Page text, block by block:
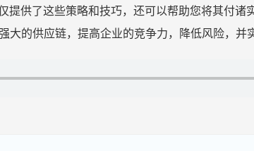
提供了这些策略和技巧，还可以帮助您将其付诸
大的供应链，提高企业的竞争力，降低风险，并